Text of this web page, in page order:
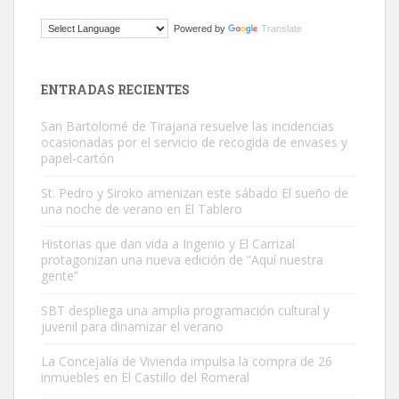
Este gato macho ha aparecido en la calle hace menos de un mes,
Busco adopción responsable para mi perra. Pastor alemán,
hembra, 4 años. Por motivos personales ...
Leales.org » Gran Canaria
Powered by Translate
ENTRADAS RECIENTES
San Bartolomé de Tirajana resuelve las incidencias
ocasionadas por el servicio de recogida de envases y
papel-cartón
St. Pedro y Siroko amenizan este sábado El sueño de
una noche de verano en El Tablero
Historias que dan vida a Ingenio y El Carrizal
protagonizan una nueva edición de “Aquí nuestra
gente”
SBT despliega una amplia programación cultural y
juvenil para dinamizar el verano
La Concejalía de Vivienda impulsa la compra de 26
inmuebles en El Castillo del Romeral